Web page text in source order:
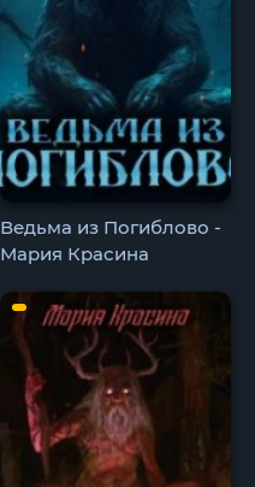
Ведьма из Погиблово -
Мария Красина